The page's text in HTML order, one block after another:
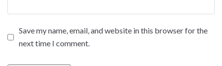
Save my name, email, and website in this browser for the
next time I comment.